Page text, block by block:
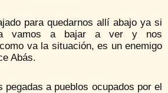
para quedarnos allí abajo ya si
vamos a bajar a ver y nos
va la situación, es un enemigo
Abás.
pegadas a pueblos ocupados por el